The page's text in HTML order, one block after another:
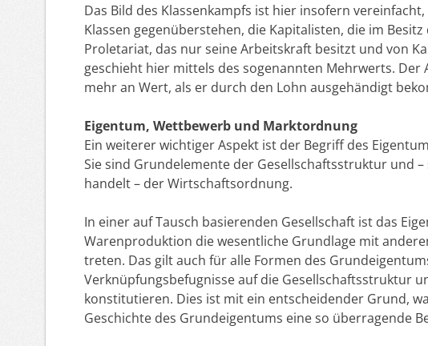
Das Bild des Klassenkampfs ist hier insofern
Klassen gegenüberstehen, die Kapitalisten, die im
Proletariat, das nur seine Arbeitskraft besitzt und von
geschieht hier mittels des sogenannten Mehrwerts.
mehr an Wert, als er durch den Lohn ausgehändigt
Eigentum, Wettbewerb und Marktordnung
Ein weiterer wichtiger Aspekt ist der Begriff des
Sie sind Grundelemente der Gesellschaftsstruktur und
handelt – der Wirtschaftsordnung.
In einer auf Tausch basierenden Gesellschaft ist das
Warenproduktion die wesentliche Grundlage mit
treten. Das gilt auch für alle Formen des
Verknüpfungsbefugnisse auf die Gesellschaftsstruktur
konstitutieren. Dies ist mit ein entscheidender Grund,
Geschichte des Grundeigentums eine so überragende